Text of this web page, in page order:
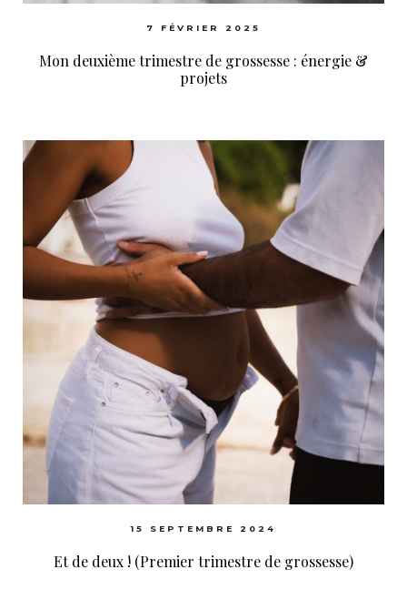
7 FÉVRIER 2025
Mon deuxième trimestre de grossesse : énergie &
projets
15 SEPTEMBRE 2024
Et de deux ! (Premier trimestre de grossesse)